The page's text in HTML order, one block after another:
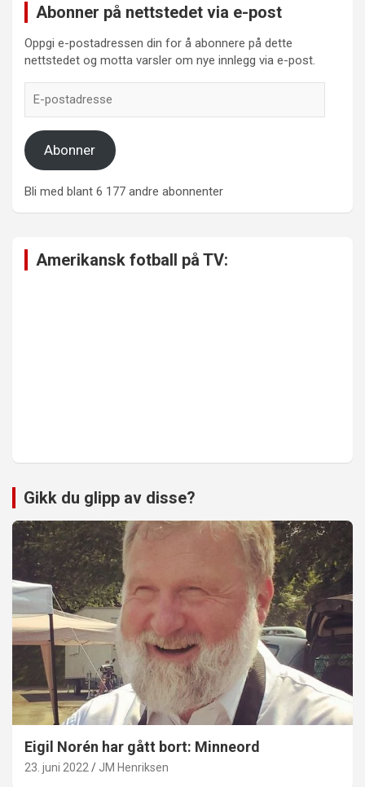
Abonner på nettstedet via e-post
Oppgi e-postadressen din for å abonnere på dette
nettstedet og motta varsler om nye innlegg via e-post.
postadresse
Abonner
Bli med blant 6 177 andre abonnenter
Amerikansk fotball på TV:
Gikk du glipp av disse?
Eigil Norén har gått bort: Minneord
23. juni 2022 JM Henriksen